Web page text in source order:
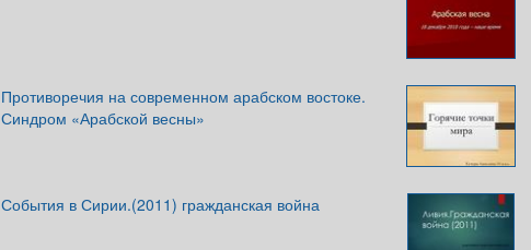
Противоречия на современном арабском востоке.
Синдром «Арабской весны»
События в Сирии.(2011) гражданская война